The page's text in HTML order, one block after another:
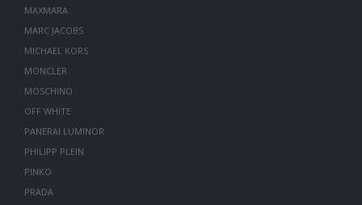
MAXMARA
MARC JACOBS
MICHAEL KORS
MONCLER
MOSCHINO
OFF WHITE
PANERAI LUMINOR
PHILIPP PLEIN
PINKO
PRADA